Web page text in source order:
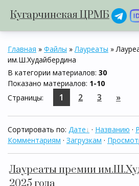
Кугарчинская ЦРМБ
Главная » Файлы »Лауреаты »
им.Ш.Худайбердина
В категории материалов: 30
Показано материалов: 1-10
Страницы: 1 2 3 »
Сортировать по: Дате · Названию ·
Комментариям · Загрузкам ·
Лауреаты премии